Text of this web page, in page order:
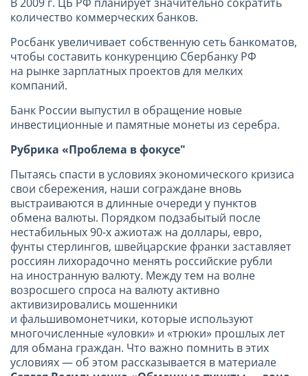
количество коммерческих банков.
Росбанк увеличивает собственную сеть банкоматов,
чтобы составить конкуренцию Сбербанку РФ
на рынке зарплатных проектов для мелких
компаний.
Банк России выпустил в обращение новые
инвестиционные и памятные монеты из серебра.
Рубрика «Проблема в фокусе"
Пытаясь спасти в условиях экономического кризиса
свои сбережения, наши сограждане вновь
выстраиваются в длинные очереди у пунктов
обмена валюты. Порядком подзабытый после
нестабильных 90-х ажиотаж на доллары, евро,
фунты стерлингов, швейцарские франки заставляет
россиян лихорадочно менять российские рубли
на иностранную валюту. Между тем на волне
возросшего спроса на валюту активно
активизировались мошенники
и фальшивомонетчики, которые используют
многочисленные «уловки» и «трюки» прошлых лет
для обмана граждан. Что важно помнить в этих
условиях — об этом рассказывается в материале